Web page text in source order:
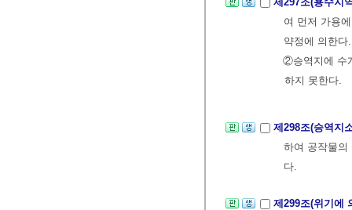
여 먼저 가용
약정에 의한다.
②승역지에 수
하지 못한다.
제298조(승역지
하여 공작물의
다.
제299조(위기에